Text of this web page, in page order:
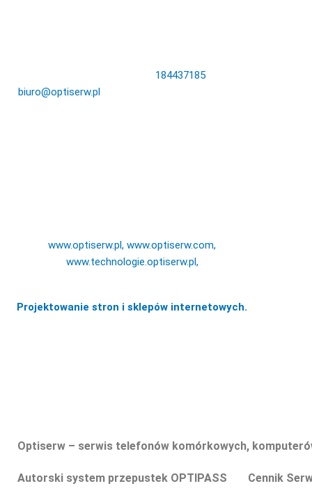
184437185
biuro@optiserw.pl
www.optiserw.pl,www.optiserw.com,
www.technologie.optiserw.pl,
Projektowanie stron i sklepów internetowych.
Optiserw – serwis telefonów komórkowych,
Autorski system przepustek OPTIPASS Cennik